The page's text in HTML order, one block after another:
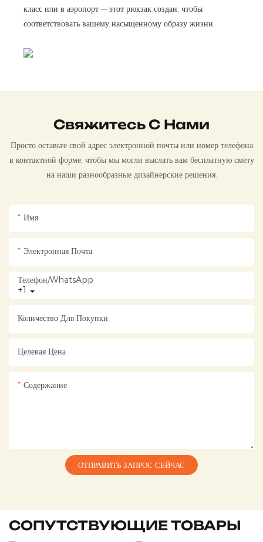
класс или в аэропорт — этот рюкзак создан, чтобы
соответствовать вашему насыщенному образу жизни.
Свяжитесь С Нами
Просто оставьте свой адрес электронной почты или номер телефона
в контактной форме, чтобы мы могли выслать вам бесплатную смету
на наши разнообразные дизайнерские решения.
Имя
Электронная Почта
+1
Телефон/WhatsApp
Количество Для Покупки
Целевая Цена
Содержание
ОТПРАВИТЬ ЗАПРОС СЕЙЧАС
СОПУТСТВУЮЩИЕ ТОВАРЫ